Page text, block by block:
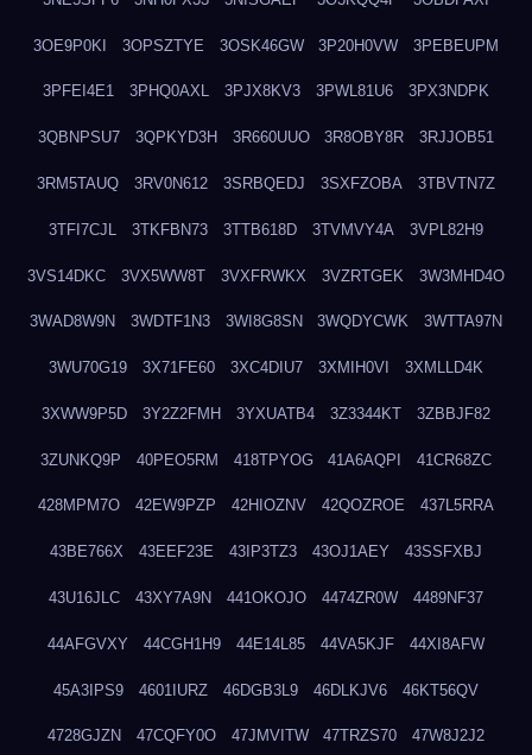
3OE9P0KI 3OPSZTYE 3OSK46GW 3P20H0VW 3PEBEUPM
3PFEI4E1 3PHQ0AXL 3PJX8KV3 3PWL81U6 3PX3NDPK
3QBNPSU7 3QPKYD3H 3R660UUO 3R8OBY8R 3RJJOB51
3RM5TAUQ 3RV0N612 3SRBQEDJ 3SXFZOBA 3TBVTN7Z
3TFI7CJL 3TKFBN73 3TTB618D 3TVMVY4A 3VPL82H9
3VS14DKC 3VX5WW8T 3VXFRWKX 3VZRTGEK 3W3MHD4O
3WAD8W9N 3WDTF1N3 3WI8G8SN 3WQDYCWK 3WTTA97N
3WU70G19 3X71FE60 3XC4DIU7 3XMIH0VI 3XMLLD4K
3XWW9P5D 3Y2Z2FMH 3YXUATB4 3Z3344KT 3ZBBJF82
3ZUNKQ9P 40PEO5RM 418TPYOG 41A6AQPI 41CR68ZC
428MPM7O 42EW9PZP 42HIOZNV 42QOZROE 437L5RRA
43BE766X 43EEF23E 43IP3TZ3 43OJ1AEY 43SSFXBJ
43U16JLC 43XY7A9N 441OKOJO 4474ZR0W 4489NF37
44AFGVXY 44CGH1H9 44E14L85 44VA5KJF 44XI8AFW
45A3IPS9 4601IURZ 46DGB3L9 46DLKJV6 46KT56QV
4728GJZN 47CQFY0O 47JMVITW 47TRZS70 47W8J2J2